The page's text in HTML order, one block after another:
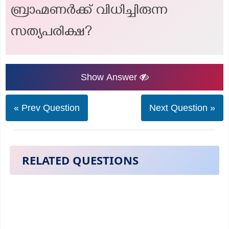
ബ്രാഹ്മണർക്ക് വിധിച്ചിരുന്ന
സത്യപരിക്ഷ?
Show Answer
« Prev Question Next Question »
RELATED QUESTIONS